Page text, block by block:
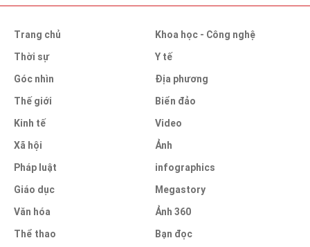
Trang chủ
Thời sự
Góc nhìn
Thế giới
Kinh tế
Xã hội
Pháp luật
Giáo dục
Văn hóa
Thể thao
Khoa học - Công nghệ
Y tế
Địa phương
Biển đảo
Video
Ảnh
infographics
Megastory
Ảnh 360
Bạn đọc